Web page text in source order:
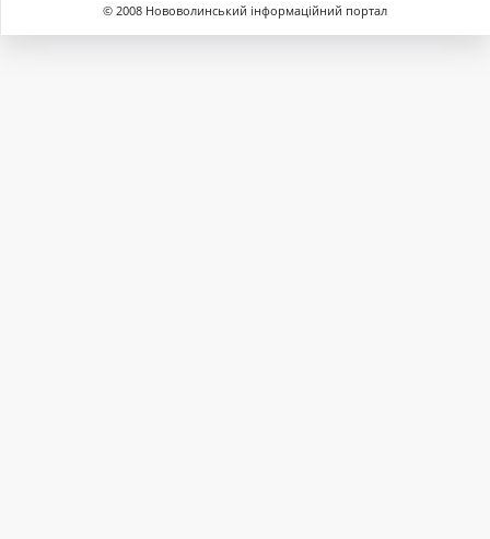
© 2008 Нововолинський інформаційний портал